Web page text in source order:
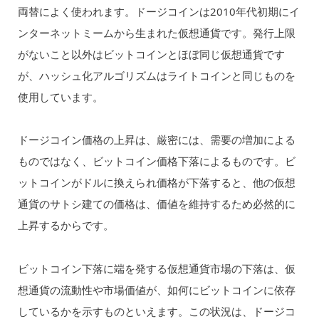
両替によく使われます。ドージコインは2010年代初期にイ
ンターネットミームから生まれた仮想通貨です。発行上限
がないこと以外はビットコインとほぼ同じ仮想通貨です
が、ハッシュ化アルゴリズムはライトコインと同じものを
使用しています。
ドージコイン価格の上昇は、厳密には、需要の増加による
ものではなく、ビットコイン価格下落によるものです。ビ
ットコインがドルに換えられ価格が下落すると、他の仮想
通貨のサトシ建ての価格は、価値を維持するため必然的に
上昇するからです。
ビットコイン下落に端を発する仮想通貨市場の下落は、仮
想通貨の流動性や市場価値が、如何にビットコインに依存
しているかを示すものといえます。この状況は、ドージコ